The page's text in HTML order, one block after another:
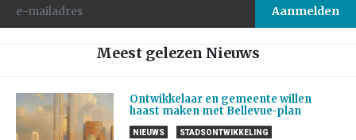
Meest gelezen Nieuws
Ontwikkelaar en gemeente willen
haast maken met Bellevue-plan
NIEUWS STADSONTWIKKELING